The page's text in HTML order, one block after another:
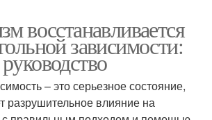
восстанавливается
зависимости:
– это серьезное состояние,
разрушительное влияние на